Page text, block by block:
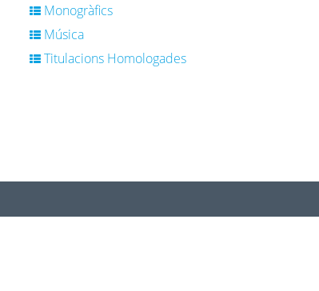
Monogràfics
Música
Titulacions Homologades